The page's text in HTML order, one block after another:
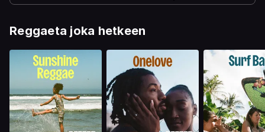
Reggaeta joka hetkeen